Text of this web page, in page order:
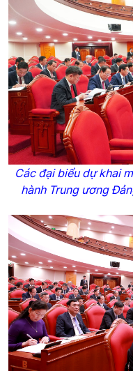
Các đại biểu dự khai
hành Trung ương